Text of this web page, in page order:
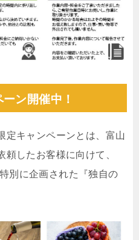
ン開催中！
定キャンペーンとは、富山
頼したお客様に向けて、
別に企画された『独自の